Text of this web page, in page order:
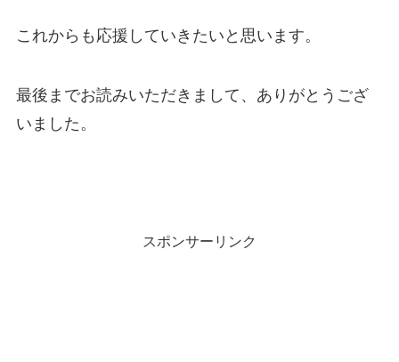
これからも応援していきたいと思います。
最後までお読みいただきまして、ありがとうござ
いました。
スポンサーリンク